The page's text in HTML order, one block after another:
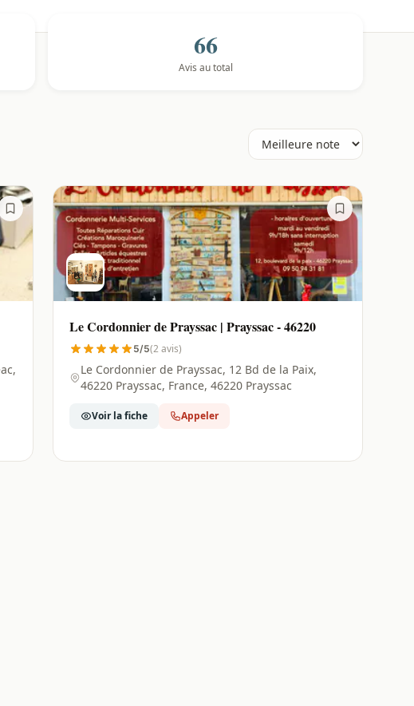
66
Avis au total
Le Cordonnier de Prayssac | Prayssac - 46220
5/5(2 avis)
Le Cordonnier de Prayssac, 12 Bd de la Paix,
46220 Prayssac, France, 46220 Prayssac
Voir la fiche Appeler